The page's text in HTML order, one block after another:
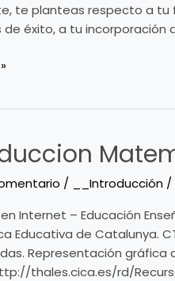
te planteas respecto a tu
éxito, a tu incorporación
/ __Introducción /
Internet – Educación
Educativa de Catalunya.
Representación gráfica
thales.cica.es/rd/